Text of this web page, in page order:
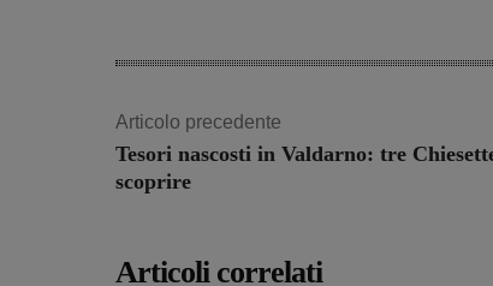
Articolo precedente
Tesori nascosti in Valdarno: tre
scoprire
Articoli correlati